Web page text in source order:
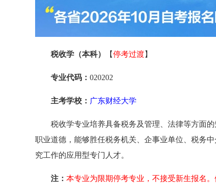
税收学（本科） 【停考过渡】
专业代码： 020202
主考学校： 广东财经大学
税收学专业培养具备税务及管理、法律等方面
职业道德，能够胜任税务机关、企事业单位、税务
究工作的应用型专门人才。
注： 本专业为限期停考专业，不接受新生报名